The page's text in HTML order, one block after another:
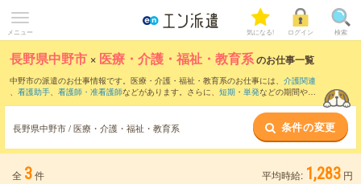
メニュー 気になる! ログイン 検索
長野県中野市 × 医療・介護・福祉・教育系のお仕事一覧
中野市の派遣のお仕事情報です。医療・介護・福祉・教育系のお仕事には、 介護関連
、 看護助手、 看護師・准看護師などがあります。さらに、 短期 ・ 単発などの期間や、
長野県中野市 / 医療・介護・福祉・教育系 条件の変更
全 3件 平均時給: 1,283 円